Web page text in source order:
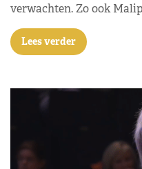
verwachten. Zo ook
Lees verder